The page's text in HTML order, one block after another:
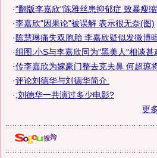
·"翻版李嘉欣"陈雅丝患抑郁症 致暴瘦
·李嘉欣"因果论"被误解 表示很无奈(图)
· 陈慧琳痛失双胞胎 李嘉欣疑似发微博
·组图:小S与李嘉欣同为"黑美人"相谈甚
·传李嘉欣为嫁豪门整去克夫鼻 何超琼
·评论刘德华与刘德华简介.
·;刘德华一共演过多少电影?
更